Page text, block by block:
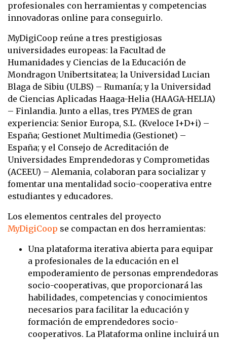
profesionales con herramientas y competencias
innovadoras online para conseguirlo.
MyDigiCoop reúne a tres prestigiosas
universidades europeas: la Facultad de
Humanidades y Ciencias de la Educación de
Mondragon Unibertsitatea; la Universidad Lucian
Blaga de Sibiu (ULBS) – Rumanía; y la Universidad
de Ciencias Aplicadas Haaga-Helia (HAAGA-HELIA)
– Finlandia. Junto a ellas, tres PYMES de gran
experiencia: Senior Europa, S.L. (Kveloce I+D+i) –
España; Gestionet Multimedia (Gestionet) –
España; y el Consejo de Acreditación de
Universidades Emprendedoras y Comprometidas
(ACEEU) – Alemania, colaboran para socializar y
fomentar una mentalidad socio-cooperativa entre
estudiantes y educadores.
Los elementos centrales del proyecto
MyDigiCoop se compactan en dos herramientas:
Una plataforma iterativa abierta para equipar
a profesionales de la educación en el
empoderamiento de personas emprendedoras
socio-cooperativas, que proporcionará las
habilidades, competencias y conocimientos
necesarios para facilitar la educación y
formación de emprendedores socio-
cooperativos. La Plataforma online incluirá un